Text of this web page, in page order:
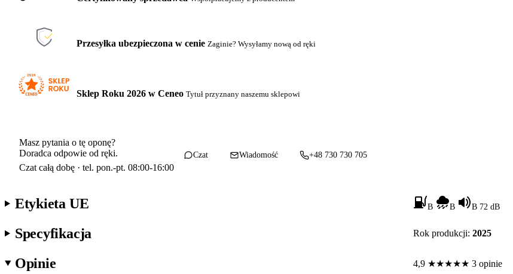
Przesyłka ubezpieczona w cenie Zaginie? Wysyłamy nową od ręki
Sklep Roku 2026 w Ceneo Tytuł przyznany naszemu sklepowi
Masz pytania o tę oponę?
Doradca odpowie od ręki.
Czat całą dobę · tel. pon.-pt. 08:00-16:00
Czat Wiadomość +48 730 730 705
Etykieta UE B B B 72 dB
Specyfikacja Rok produkcji: 2025
Opinie 4,9 ★★★★★ 3 opinie